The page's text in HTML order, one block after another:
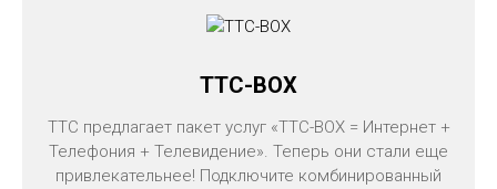
TTC-BOX
TTC предлагает пакет услуг «TTC-BOX = Интернет +
Телефония + Телевидение». Теперь они стали еще
привлекательнее! Подключите комбинированный